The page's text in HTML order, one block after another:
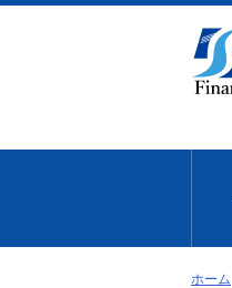
文
移
ホーム